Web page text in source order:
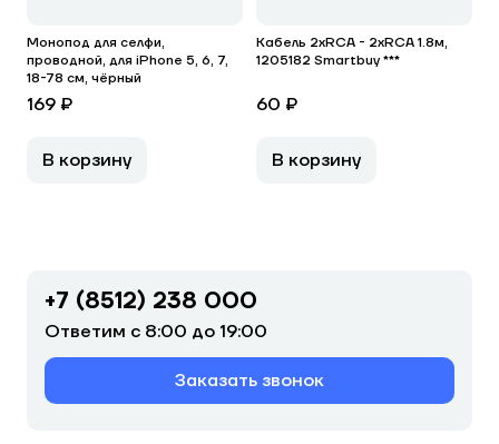
Монопод для селфи,
проводной, для iPhone 5, 6, 7,
18-78 см, чёрный
169 ₽
В корзину
Кабель 2хRCA - 2xRCA 1.8м,
1205182 Smartbuy ***
60 ₽
В корзину
+7 (8512) 238 000
Ответим с 8:00 до 19:00
Заказать звонок